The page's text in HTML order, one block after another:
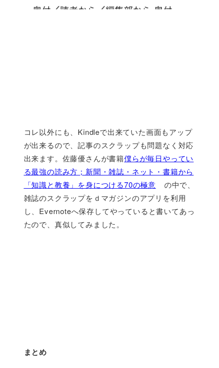
コレ以外にも、Kindleで出来ていた画面もアップ
が出来るので、記事のスクラップも問題なく対応
出来ます。佐藤優さんが書籍僕らが毎日やってい
る最強の読み方；新聞・雑誌・ネット・書籍から
「知識と教養」を身につける70の極意 の中で、
雑誌のスクラップをｄマガジンのアプリを利用
し、Evernoteへ保存してやっていると書いてあっ
たので、真似してみました。
まとめ